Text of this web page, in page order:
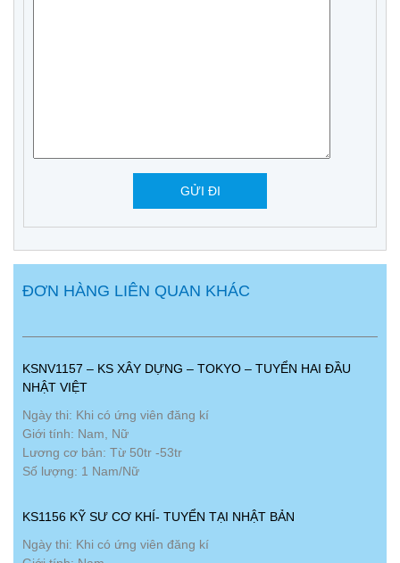
ĐƠN HÀNG LIÊN QUAN KHÁC
KSNV1157 – KS XÂY DỰNG – TOKYO – TUYỂN HAI ĐẦU
NHẬT VIỆT
Ngày thi: Khi có ứng viên đăng kí
Giới tính: Nam, Nữ
Lương cơ bản: Từ 50tr -53tr
Số lượng: 1 Nam/Nữ
KS1156 KỸ SƯ CƠ KHÍ- TUYỂN TẠI NHẬT BẢN
Ngày thi: Khi có ứng viên đăng kí